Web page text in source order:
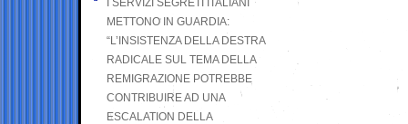
I SERVIZI SEGRETI ITALIANI
METTONO IN GUARDIA:
“L’INSISTENZA DELLA DESTRA
RADICALE SUL TEMA DELLA
REMIGRAZIONE POTREBBE
CONTRIBUIRE AD UNA
ESCALATION DELLA